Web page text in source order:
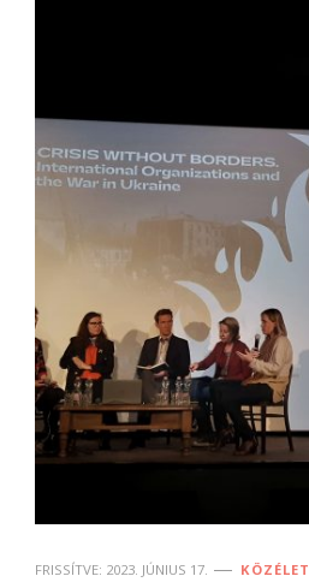
FRISSÍTVE: 2023. JÚNIUS 17. KÖZÉLET